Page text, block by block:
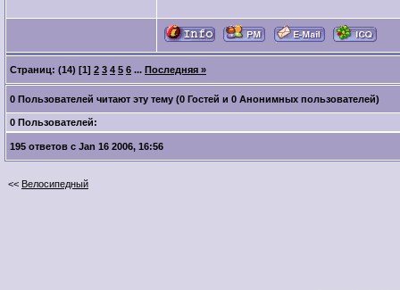
Страниц: (14) [1] 2 3 4 5 6 ... Последняя »
0 Пользователей читают эту тему (0 Гостей и 0 Анонимных пользователей)
0 Пользователей:
195 ответов с Jan 16 2006, 16:56
<< Велосипедный